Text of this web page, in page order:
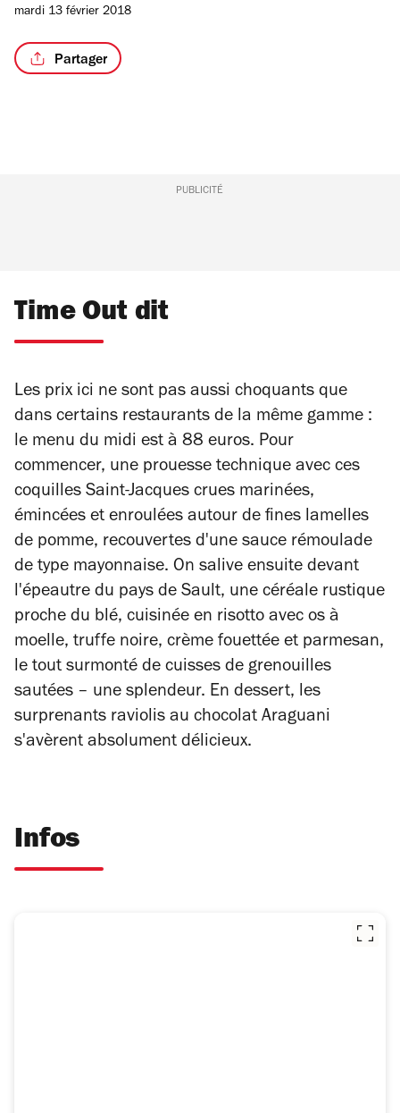
4
mardi 13 février 2018
Partager
PUBLICITÉ
Time Out dit
Les prix ici ne sont pas aussi choquants que
dans certains restaurants de la même gamme :
le menu du midi est à 88 euros. Pour
commencer, une prouesse technique avec ces
coquilles Saint-Jacques crues marinées,
émincées et enroulées autour de fines lamelles
de pomme, recouvertes d'une sauce rémoulade
de type mayonnaise. On salive ensuite devant
l'épeautre du pays de Sault, une céréale rustique
proche du blé, cuisinée en risotto avec os à
moelle, truffe noire, crème fouettée et parmesan,
le tout surmonté de cuisses de grenouilles
sautées – une splendeur. En dessert, les
surprenants raviolis au chocolat Araguani
s'avèrent absolument délicieux.
Infos